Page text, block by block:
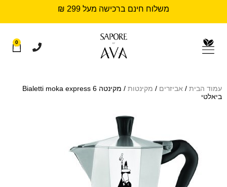
משלוח חינם ברכישה מעל 299 ₪
0
עמוד הבית / אביזרים / מקינטות
/ מקינטה Bialetti moka express 6
ביאלטי